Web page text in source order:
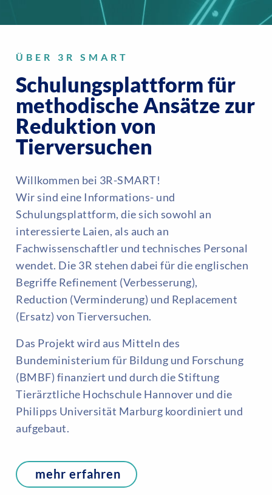
ÜBER 3R SMART
Schulungsplattform für
methodische Ansätze zur
Reduktion von
Tierversuchen
Willkommen bei 3R-SMART!
Wir sind eine Informations- und
Schulungsplattform, die sich sowohl an
interessierte Laien, als auch an
Fachwissenschaftler und technisches Personal
wendet. Die 3R stehen dabei für die englischen
Begriffe Refinement (Verbesserung),
Reduction (Verminderung) und Replacement
(Ersatz) von Tierversuchen.
Das Projekt wird aus Mitteln des
Bundeministerium für Bildung und Forschung
(BMBF) finanziert und durch die Stiftung
Tierärztliche Hochschule Hannover und die
Philipps Universität Marburg koordiniert und
aufgebaut.
mehr erfahren